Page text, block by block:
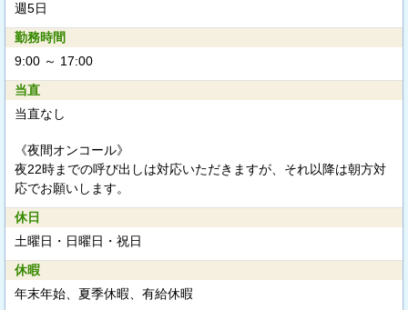
週5日
勤務時間
9:00 ～ 17:00
当直
当直なし
《夜間オンコール》
夜22時までの呼び出しは対応いただきますが、それ以降は朝方対
応でお願いします。
休日
土曜日・日曜日・祝日
休暇
年末年始、夏季休暇、有給休暇